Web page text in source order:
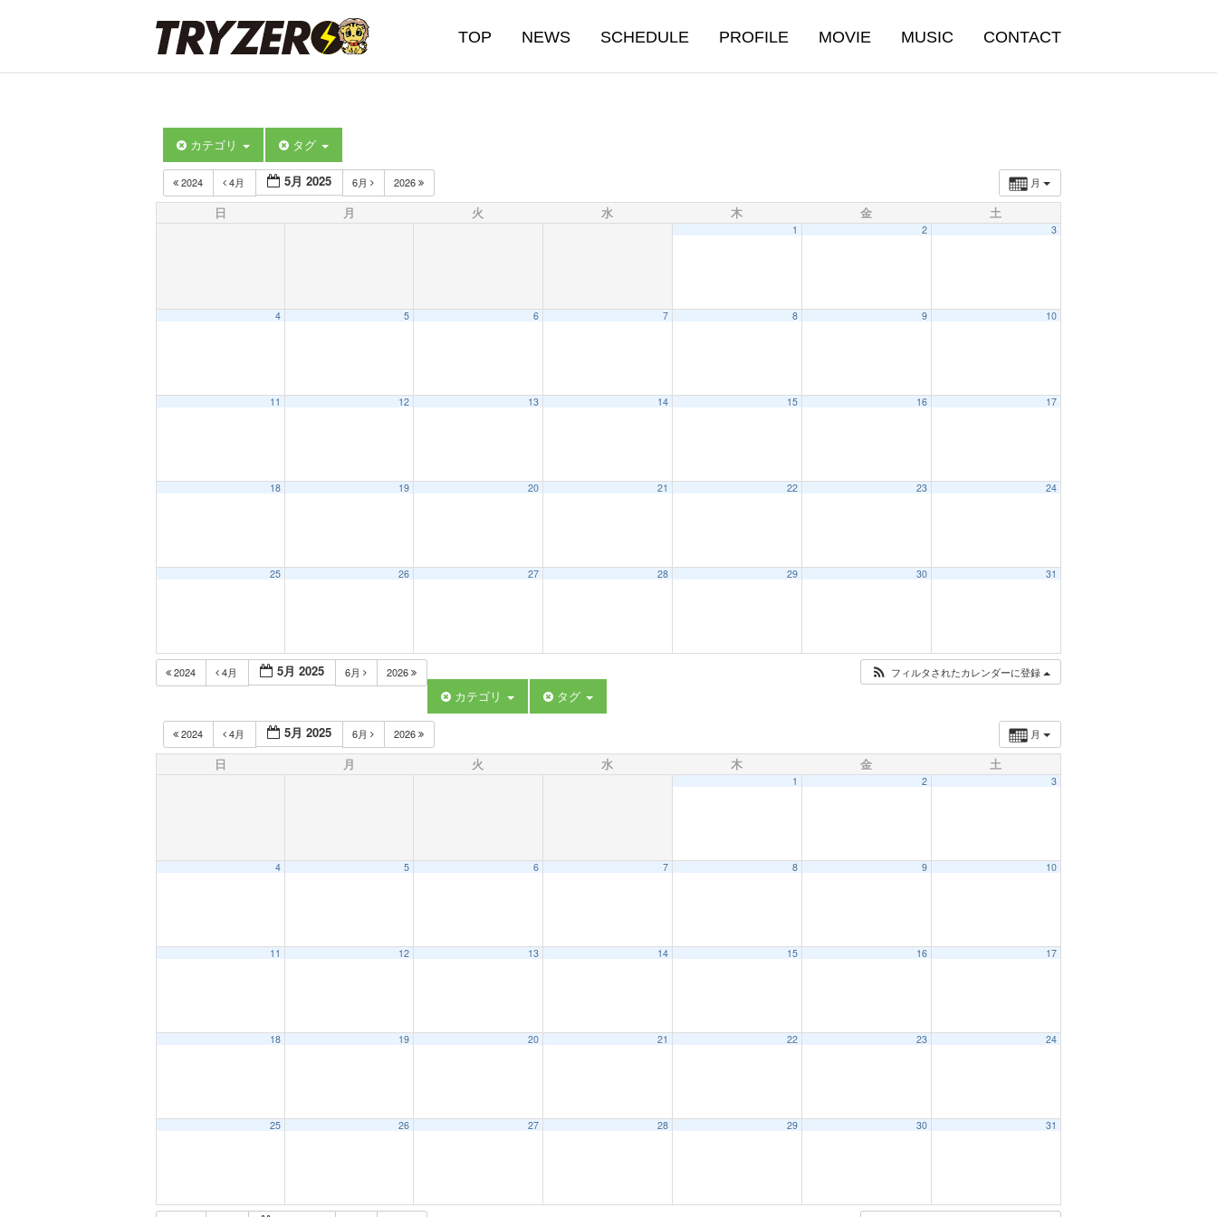
TOP NEWS SCHEDULE PROFILE MOVIE MUSIC CONTACT
カテゴリ タグ
月
2024 4月 5月 2025 6月 2026
日 月 火 水 木 金 土
1 2 3
4 5 6 7 8 9 10
11 12 13 14 15 16 17
18 19 20 21 22 23 24
25 26 27 28 29 30 31
2024 4月 5月 2025 6月 2026 フィルタされたカレンダーに登録
カテゴリ タグ
月
2024 4月 5月 2025 6月 2026
日 月 火 水 木 金 土
1 2 3
4 5 6 7 8 9 10
11 12 13 14 15 16 17
18 19 20 21 22 23 24
25 26 27 28 29 30 31